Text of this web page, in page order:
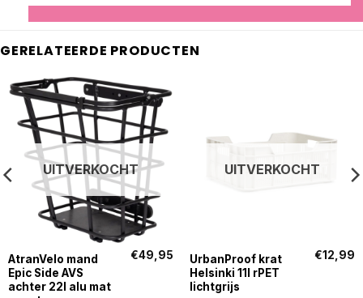
GERELATEERDE PRODUCTEN
UITVERKOCHT
AtranVelo mand
Epic Side AVS
achter 22l alu mat
€49,95
UITVERKOCHT
UrbanProof krat
Helsinki 11l rPET
lichtgrijs
€12,99